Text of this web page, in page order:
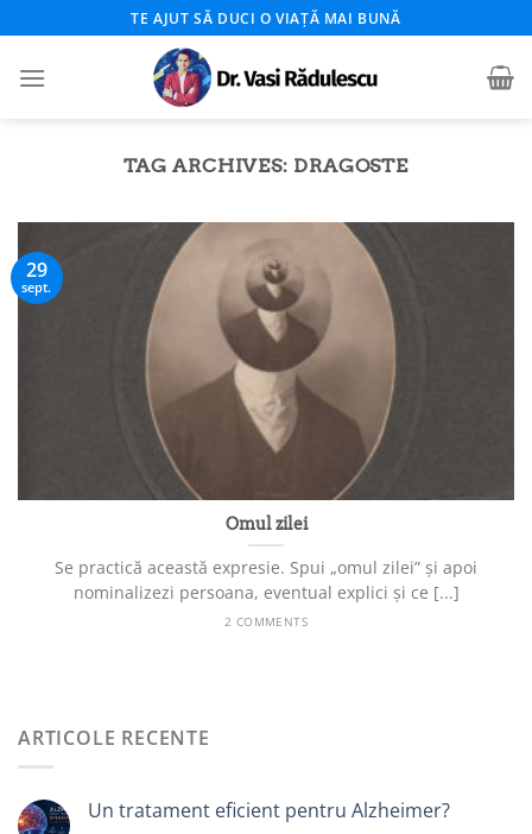
to
content
TE AJUT SĂ DUCI O VIAȚĂ MAI BUNĂ
TAG ARCHIVES: DRAGOSTE
Omul zilei
Se practică această expresie. Spui „omul zilei” și apoi
nominalizezi persoana, eventual explici și ce [...]
2 COMMENTS
29
sept.
ARTICOLE RECENTE
Un tratament eficient pentru Alzheimer?